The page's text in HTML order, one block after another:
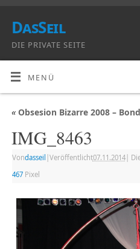
DasSeil
DIE PRIVATE SEITE
MENÜ
«Obsesion Bizarre 2008 –
IMG_8463
Vondasseil Veröffentlicht07.11.2014|
467Pixel